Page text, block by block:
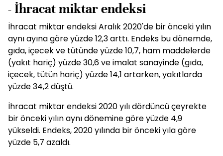
- İhracat miktar endeksi
İhracat miktar endeksi Aralık 2020'de bir önceki yılın
aynı ayına göre yüzde 12,3 arttı. Endeks bu dönemde,
gıda, içecek ve tütünde yüzde 10,7, ham maddelerde
(yakıt hariç) yüzde 30,6 ve imalat sanayinde (gıda,
içecek, tütün hariç) yüzde 14,1 artarken, yakıtlarda
yüzde 34,2 düştü.
İhracat miktar endeksi 2020 yılı dördüncü çeyrekte
bir önceki yılın aynı dönemine göre yüzde 4,9
yükseldi. Endeks, 2020 yılında bir önceki yıla göre
yüzde 5,7 azaldı.